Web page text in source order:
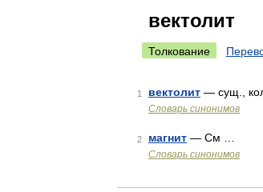
вектолит
Толкование
1 вектолит — сущ.,
Словарь синонимов
2 магнит — См …
Словарь синонимов